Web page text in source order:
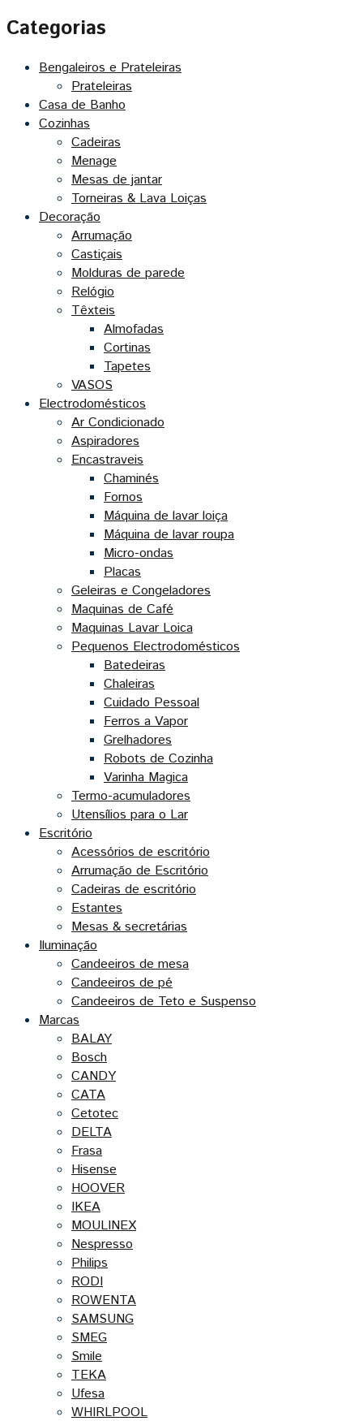
Categorias
Bengaleiros e Prateleiras
Prateleiras
Casa de Banho
Cozinhas
Cadeiras
Menage
Mesas de jantar
Torneiras & Lava Loiças
Decoração
Arrumação
Castiçais
Molduras de parede
Relógio
Têxteis
Almofadas
Cortinas
Tapetes
VASOS
Electrodomésticos
Ar Condicionado
Aspiradores
Encastraveis
Chaminés
Fornos
Máquina de lavar loiça
Máquina de lavar roupa
Micro-ondas
Placas
Geleiras e Congeladores
Maquinas de Café
Maquinas Lavar Loica
Pequenos Electrodomésticos
Batedeiras
Chaleiras
Cuidado Pessoal
Ferros a Vapor
Grelhadores
Robots de Cozinha
Varinha Magica
Termo-acumuladores
Utensílios para o Lar
Escritório
Acessórios de escritório
Arrumação de Escritório
Cadeiras de escritório
Estantes
Mesas & secretárias
Iluminação
Candeeiros de mesa
Candeeiros de pé
Candeeiros de Teto e Suspenso
Marcas
BALAY
Bosch
CANDY
CATA
Cetotec
DELTA
Frasa
Hisense
HOOVER
IKEA
MOULINEX
Nespresso
Philips
RODI
ROWENTA
SAMSUNG
SMEG
Smile
TEKA
Ufesa
WHIRLPOOL